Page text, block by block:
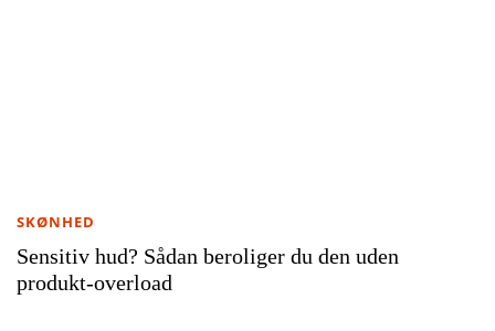
Sensitiv hud? Sådan beroliger du den uden
produkt-overload
SKØNHED